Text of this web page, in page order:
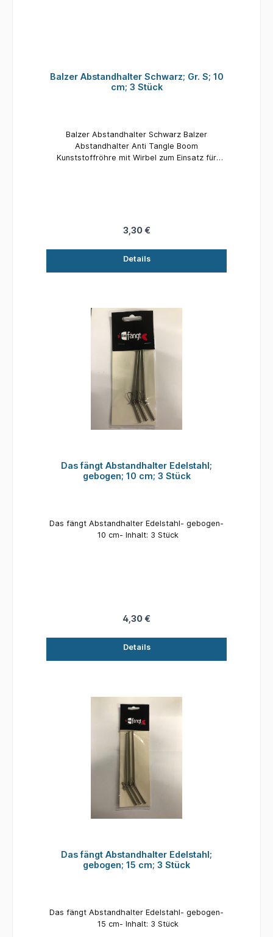
Balzer Abstandhalter Schwarz; Gr. S; 10
cm; 3 Stück
Balzer Abstandhalter Schwarz Balzer
Abstandhalter Anti Tangle Boom
Kunststoffröhre mit Wirbel zum Einsatz für
3,30 €
Details
Das fängt Abstandhalter Edelstahl;
gebogen; 10 cm; 3 Stück
Das fängt Abstandhalter Edelstahl- gebogen-
10 cm- Inhalt: 3 Stück
4,30 €
Details
Das fängt Abstandhalter Edelstahl;
gebogen; 15 cm; 3 Stück
Das fängt Abstandhalter Edelstahl- gebogen-
15 cm- Inhalt: 3 Stück